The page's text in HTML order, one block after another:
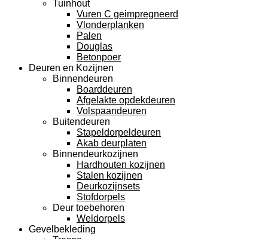
Tuinhout
Vuren C geimpregneerd
Vlonderplanken
Palen
Douglas
Betonpoer
Deuren en Kozijnen
Binnendeuren
Boarddeuren
Afgelakte opdekdeuren
Volspaandeuren
Buitendeuren
Stapeldorpeldeuren
Akab deurplaten
Binnendeurkozijnen
Hardhouten kozijnen
Stalen kozijnen
Deurkozijnsets
Stofdorpels
Deur toebehoren
Weldorpels
Gevelbekleding